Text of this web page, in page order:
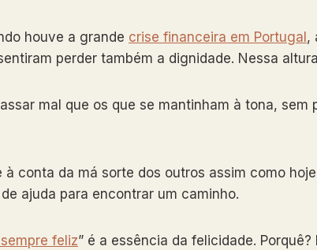
houve a grande crise financeira em Portugal ,
perder também a dignidade. Nessa
mal que os que se mantinham à tona,
à conta da má sorte dos outros assim como
ajuda para encontrar um caminho.
feliz” é a essência da felicidade.